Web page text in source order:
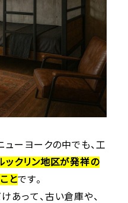
ューヨークの中でも、工
ックリン地区が発祥の
とです。
あって、古い倉庫や、